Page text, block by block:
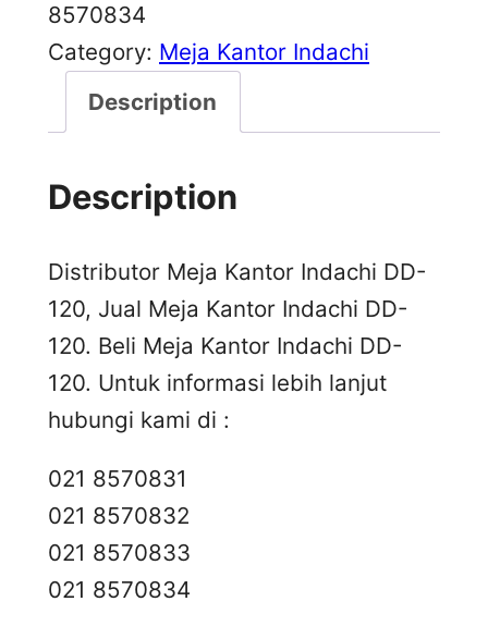
8570834
Category: Meja Kantor Indachi
Description
Description
Distributor Meja Kantor Indachi DD-
120, Jual Meja Kantor Indachi DD-
120. Beli Meja Kantor Indachi DD-
120. Untuk informasi lebih lanjut
hubungi kami di :
021 8570831
021 8570832
021 8570833
021 8570834